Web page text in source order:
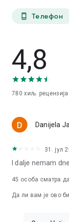
phone_android Телефон
4,8
780 хиљ. рецензија
Danijela
31. јул
I dalje nemam
45 особа сматра
Да ли вам је ово